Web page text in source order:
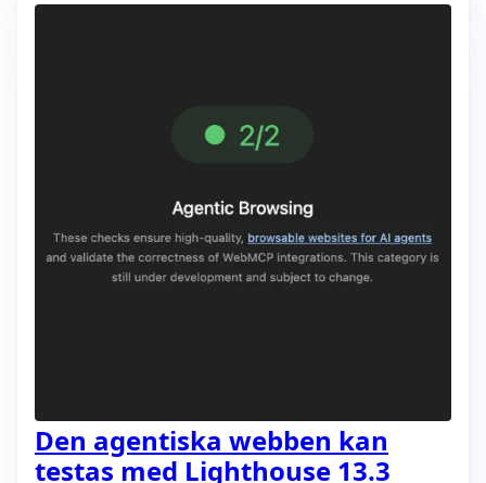
Den agentiska webben kan
testas med Lighthouse 13.3